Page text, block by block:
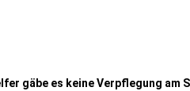
gäbe es keine Verpflegung am